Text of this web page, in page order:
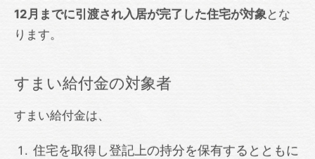
12月までに引渡され入居が完了した住宅が対象とな
ります。
すまい給付金の対象者
すまい給付金は、
住宅を取得し登記上の持分を保有するとともに